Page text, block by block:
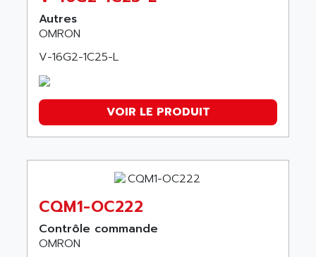
CP1W
NQ3
FZ
XPECTIA
ZX2
SERIE FZ
SIGMA-II
K3000
Autres
OMRON
V-16G2-1C25-L
VOIR LE PRODUIT
CQM1-OC222
Contrôle commande
OMRON